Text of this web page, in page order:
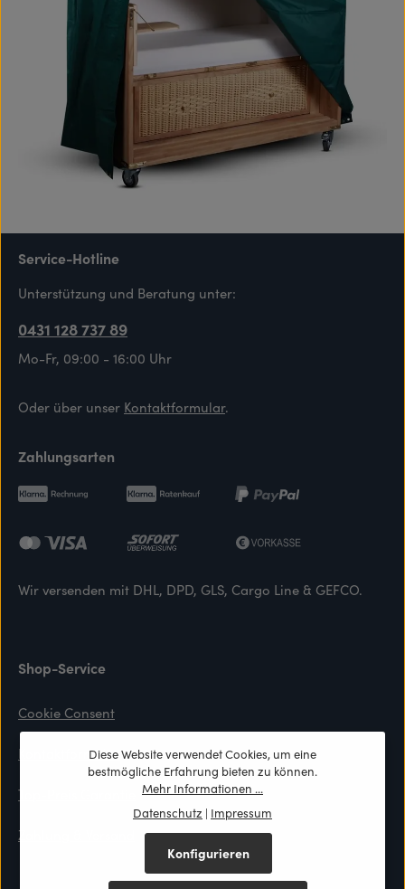
Service-Hotline
Unterstützung und Beratung unter:
0431 128 737 89
Mo-Fr, 09:00 - 16:00 Uhr
Oder über unser Kontaktformular.
Zahlungsarten
Wir versenden mit DHL, DPD, GLS, Cargo Line & GEFCO.
Shop-Service
Cookie Consent
Kontaktformular
Top-Preis Garantie
Zahlung & Versand
Diese Website verwendet Cookies, um eine
bestmögliche Erfahrung bieten zu können.
Mehr Informationen ...
Datenschutz | Impressum
Konfigurieren